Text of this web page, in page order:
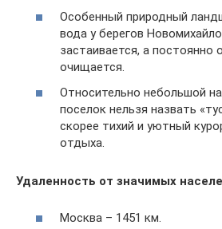
Особенный природный
вода у берегов
застаивается, а постоянно
очищается.
Относительно небольшой
поселок нельзя назвать
скорее тихий и уютный
отдыха.
Удаленность от значимых
Москва – 1451 км.